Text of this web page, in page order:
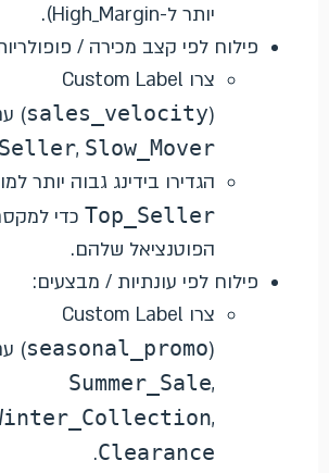
יותר ל-High_Margin).
פילוח לפי קצב מכירה /
צרו Custom Label
(sales_velocity) עם ערכים כמו
, Slow_Mover
הגדירו בידינג גבוה יותר
Top_Seller כדי
הפוטנציאל שלהם.
פילוח לפי עונתיות / מבצעים:
צרו Custom Label
(seasonal_promo) עם ערכים כמו
Summer_Sale,
,
Clearance
.